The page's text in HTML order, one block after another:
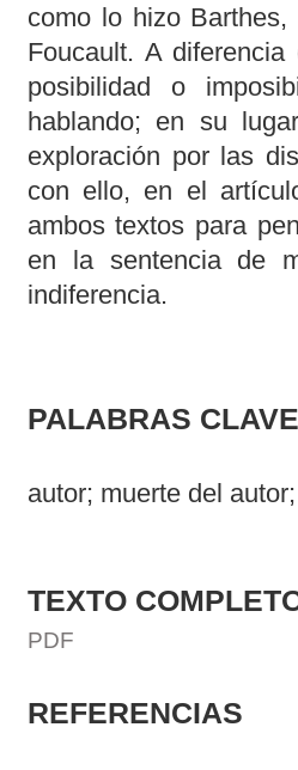
como lo hizo
Foucault. A
posibilidad o
hablando; en su
exploración por las
con ello, en el
ambos textos para
en la sentencia de
indiferencia.
PALABRAS CLAVE
autor; muerte del
TEXTO
PDF
REFERENCIAS